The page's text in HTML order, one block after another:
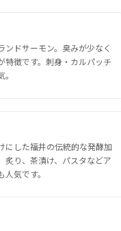
ドサーモン。臭みが少なく
特徴です。刺身・カルパッチ
にした福井の伝統的な発酵加
炙り、茶漬け、パスタなどア
気です。